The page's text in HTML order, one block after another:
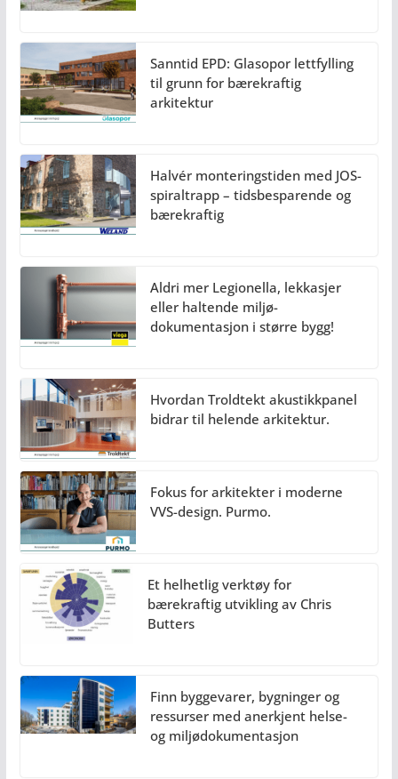
Sanntid EPD: Glasopor lettfylling
til grunn for bærekraftig
arkitektur
Halvér monteringstiden med JOS-
spiraltrapp – tidsbesparende og
bærekraftig
Aldri mer Legionella, lekkasjer
eller haltende miljø-
dokumentasjon i større bygg!
Hvordan Troldtekt akustikkpanel
bidrar til helende arkitektur.
Fokus for arkitekter i moderne
VVS-design. Purmo.
Et helhetlig verktøy for
bærekraftig utvikling av Chris
Butters
Finn byggevarer, bygninger og
ressurser med anerkjent helse-
og miljødokumentasjon